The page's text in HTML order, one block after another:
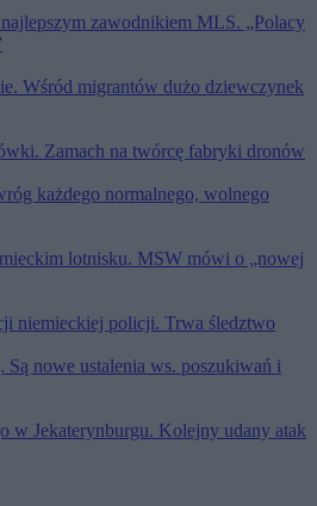
zawodnikiem MLS. „Polacy
Wśród migrantów dużo dziewczynek
Zamach na twórcę fabryki dronów
każdego normalnego, wolnego
lotnisku. MSW mówi o „nowej
niemieckiej policji. Trwa śledztwo
Są nowe ustalenia ws. poszukiwań i
w Jekaterynburgu. Kolejny udany atak